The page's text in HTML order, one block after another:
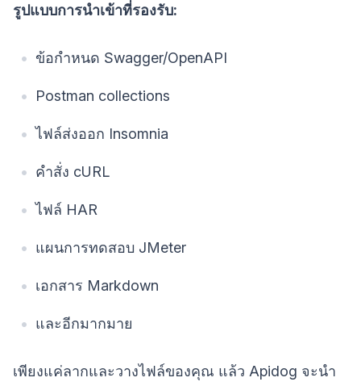
รูปแบบการนำเข้าที่รองรับ:
ข้อกำหนด Swagger/OpenAPI
Postman collections
ไฟล์ส่งออก Insomnia
คำสั่ง cURL
ไฟล์ HAR
แผนการทดสอบ JMeter
เอกสาร Markdown
และอีกมากมาย
เพียงแค่ลากและวางไฟล์ของคุณ แล้ว Apidog จะนำ